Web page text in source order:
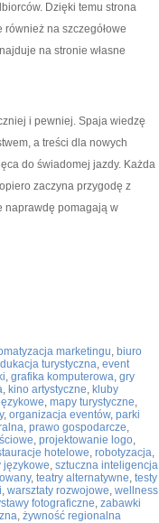
Dzięki temu strona
na szczegółowe
na stronie własne
i pewniej. Spaja wiedzę
a treści dla nowych
do świadomej jazdy. Każda
zaczyna przygodę z
naprawdę pomagają w
marketingu, biuro
turystyczna, event
, grafika komputerowa, gry
, kino artystyczne, kluby
, mapy turystyczne,
, organizacja eventów, parki
, prawo gospodarcze,
, projektowanie logo,
hotelowe, robotyzacja,
językowe, sztuczna inteligencja
, teatry alternatywne, testy
, warsztaty rozwojowe, wellness
fotograficzne, zabawki
, żywność regionalna